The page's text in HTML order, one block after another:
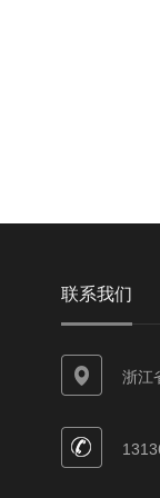
联系我们
浙江